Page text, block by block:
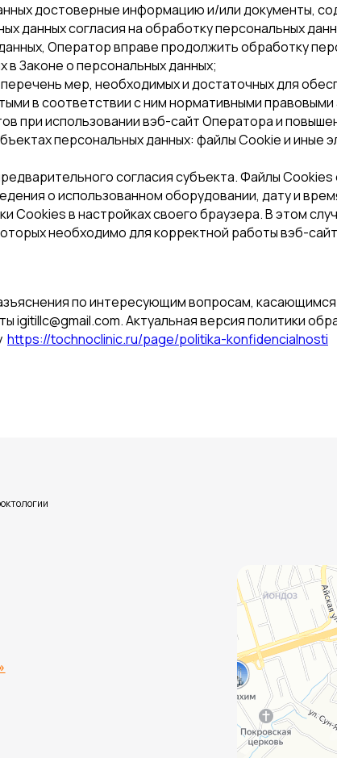
достоверные информацию и/или документы,
данных согласия на обработку персональных
Оператор вправе продолжить обработку
в Законе о персональных данных;
мер, необходимых и достаточных для
в соответствии с ним нормативными правовыми
при использовании вэб-сайт Оператора и
персональных данных: файлы Сookie и иные
согласия субъекта. Файлы
о использованном оборудовании, дату и
Cookies в настройках своего браузера. В этом
необходимо для корректной работы вэб-
по интересующим вопросам,
Актуальная версия политики
https://tochnoclinic.ru/page/politika-konfidencialnosti